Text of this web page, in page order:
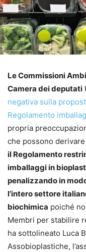
Le Commissioni
Camera dei deputati
negativa sulla
Regolamento
propria
che possono
il Regolamento
imballaggi in
penalizzando in
l’intero settore
biochimica poiché
Membri per stabilire
ha sottolineato Luca
Assobioplastiche,